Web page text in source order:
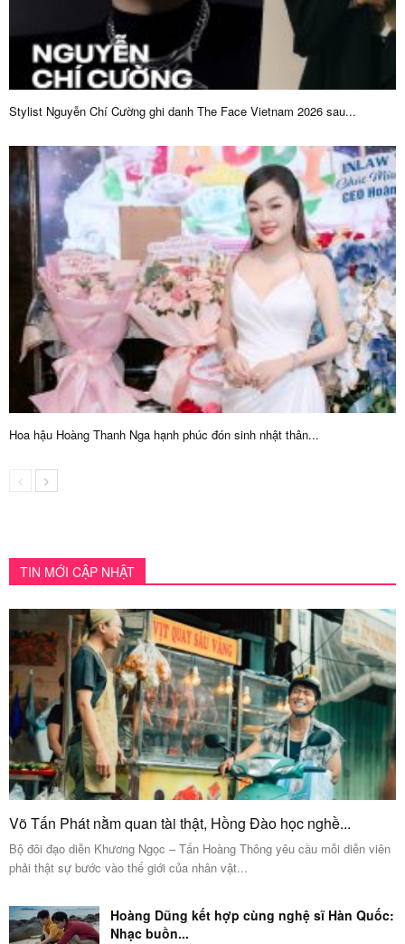
Stylist Nguyễn Chí Cường ghi danh The Face Vietnam 2026 sau...
Hoa hậu Hoàng Thanh Nga hạnh phúc đón sinh nhật thân...
TIN MỚI CẬP NHẬT
Võ Tấn Phát nằm quan tài thật, Hồng Đào học nghề...
Bộ đôi đạo diễn Khương Ngọc – Tấn Hoàng Thông yêu cầu mỗi diễn viên
phải thật sự bước vào thế giới của nhân vật...
Hoàng Dũng kết hợp cùng nghệ sĩ Hàn Quốc:
Nhạc buồn...